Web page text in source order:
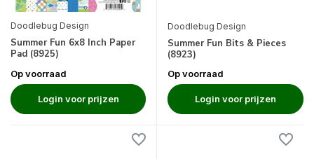
Doodlebug Design
Summer Fun 6x8 Inch Paper
Pad (8925)
Op voorraad
Login voor prijzen
Doodlebug Design
Summer Fun Bits & Pieces
(8923)
Op voorraad
Login voor prijzen